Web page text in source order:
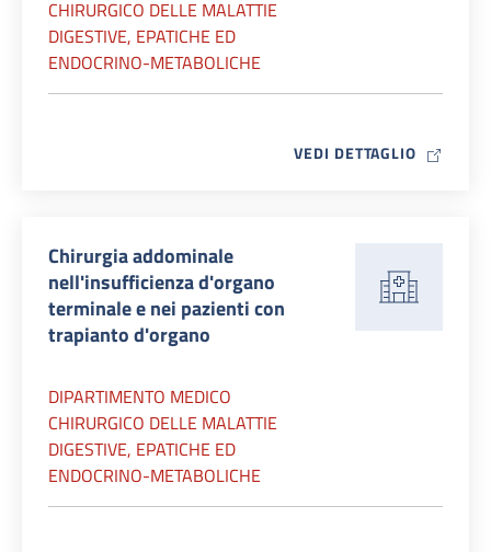
CHIRURGICO DELLE MALATTIE
DIGESTIVE, EPATICHE ED
ENDOCRINO-METABOLICHE
VEDI DETTAGLIO MAP ICON
Chirurgia addominale
nell'insufficienza d'organo
terminale e nei pazienti con
trapianto d'organo
DIPARTIMENTO MEDICO
CHIRURGICO DELLE MALATTIE
DIGESTIVE, EPATICHE ED
ENDOCRINO-METABOLICHE